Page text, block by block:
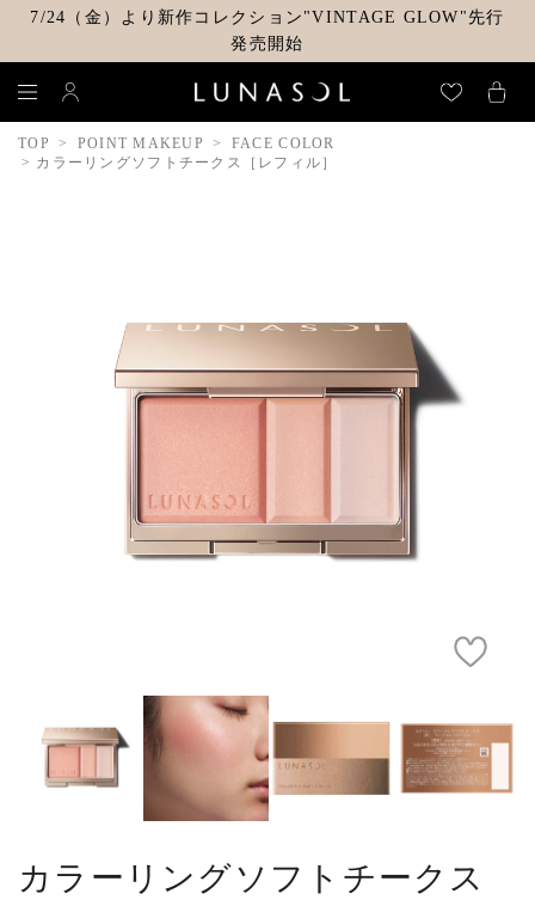
7/24（金）より新作コレクション"VINTAGE GLOW"先行
発売開始
TOP POINT MAKEUP
FACE COLOR
カラーリングソフトチークス［レフィル］
カラーリングソフトチークス